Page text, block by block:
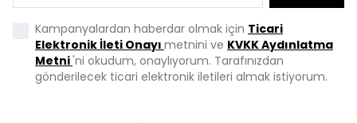
Kampanyalardan haberdar olmak için Ticari
Elektronik İleti Onayı metnini ve KVKK Aydınlatma
Metni'ni okudum, onaylıyorum. Tarafınızdan
gönderilecek ticari elektronik iletileri almak istiyorum.